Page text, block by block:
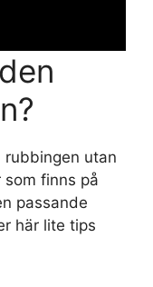
utan
finns på
passande
här lite tips